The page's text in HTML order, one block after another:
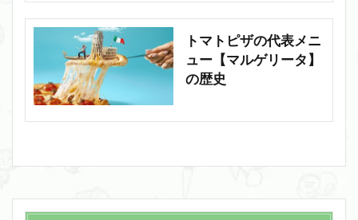
トマトピザの代表メニ
ュー【マルゲリータ】
の歴史